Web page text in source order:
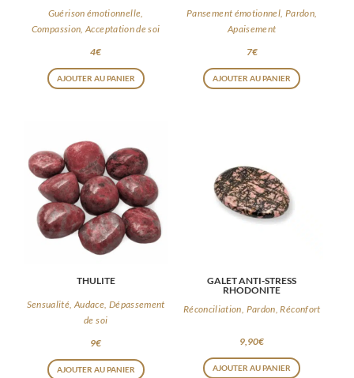
Guérison émotionnelle,
Compassion, Acceptation de soi
4€
AJOUTER AU PANIER
Pansement émotionnel, Pardon,
Apaisement
7€
AJOUTER AU PANIER
THULITE
Sensualité, Audace, Dépassement
de soi
9€
AJOUTER AU PANIER
GALET ANTI-STRESS
RHODONITE
Réconciliation, Pardon, Réconfort
9,90€
AJOUTER AU PANIER